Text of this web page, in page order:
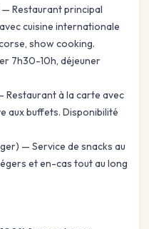
Restaurant principal
cuisine internationale
show cooking.
7h30-10h, déjeuner
Restaurant à la carte avec
aux buffets. Disponibilité
— Service de snacks au
et en-cas tout au long